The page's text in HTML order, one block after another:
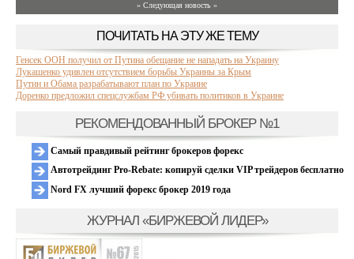
» Следующая новость »
ПОЧИТАТЬ НА ЭТУ ЖЕ ТЕМУ
Генсек ООН получил от Путина обещание не нападать на Украину
Лукашенко удивлен отсутствием борьбы Украины за Крым
Путин и Обама разрабатывают план по Украине
Доренко предложил спецслужбам РФ убивать политиков в Украине
РЕКОМЕНДОВАННЫЙ БРОКЕР №1
Самый правдивый рейтинг брокеров форекс
Автотрейдинг Pro-Rebate: копируй сделки VIP трейдеров бесплатно
Nord FX лучший форекс брокер 2019 года
ЖУРНАЛ «БИРЖЕВОЙ ЛИДЕР»